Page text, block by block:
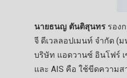
นายธนญ ตันติสุนทร รอง
จี ดีเวลลอปเมนท์ จำกัด (
บริษัท แอดวานซ์ อินโฟร์ เ
และ AIS คือ ใช้ขีดความ